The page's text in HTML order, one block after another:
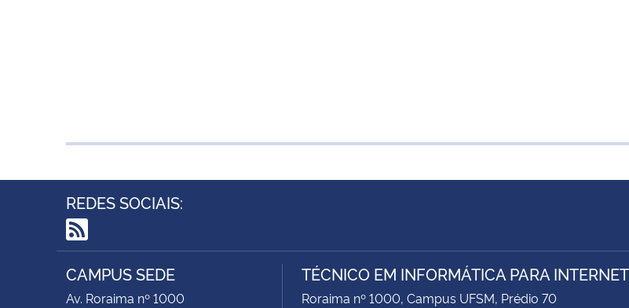
REDES SOCIAIS:
RSS
CAMPUS SEDE
Av. Roraima nº 1000
TÉCNICO EM INFORMÁTICA PARA INTERNET
Roraima nº 1000, Campus UFSM, Prédio 70